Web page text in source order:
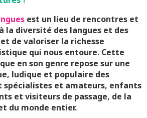
est un lieu de rencontres et
la diversité des langues et des
de valoriser la richesse
qui nous entoure. Cette
en son genre repose sur une
ludique et populaire des
spécialistes et amateurs, enfants
et visiteurs de passage, de la
du monde entier.